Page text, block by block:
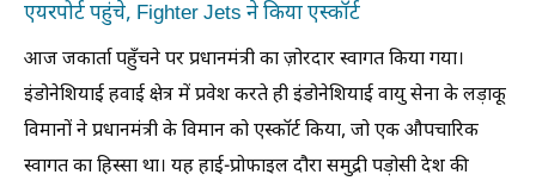
एयरपोर्ट पहुंचे, Fighter Jets ने किया एस्कॉर्ट
आज जकार्ता पहुँचने पर प्रधानमंत्री का ज़ोरदार स्वागत किया गया।
इंडोनेशियाई हवाई क्षेत्र में प्रवेश करते ही इंडोनेशियाई वायु सेना के लड़ाकू
विमानों ने प्रधानमंत्री के विमान को एस्कॉर्ट किया, जो एक औपचारिक
स्वागत का हिस्सा था। यह हाई-प्रोफाइल दौरा समुद्री पड़ोसी देश की